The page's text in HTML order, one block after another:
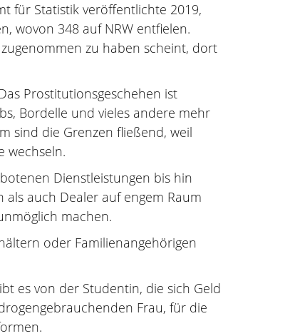
für Statistik veröffentlichte 2019,
wovon 348 auf NRW entfielen.
zu haben scheint, dort
Prostitutionsgeschehen ist
Bordelle und vieles andere mehr
sind die Grenzen fließend, weil
wechseln.
Dienstleistungen bis hin
auch Dealer auf engem Raum
machen.
oder Familienangehörigen
es von der Studentin, die sich Geld
Frau, für die